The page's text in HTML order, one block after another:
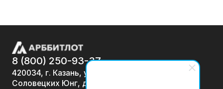
8 (800) 250-93-37
420034, г. Казань, ул.
Соловецких Юнг, д. 7